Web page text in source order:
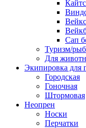
Сап
Туризм/
Для
Экипировка для
Городская
Гоночная
Штормовая
Неопрен
Носки
Перчатки